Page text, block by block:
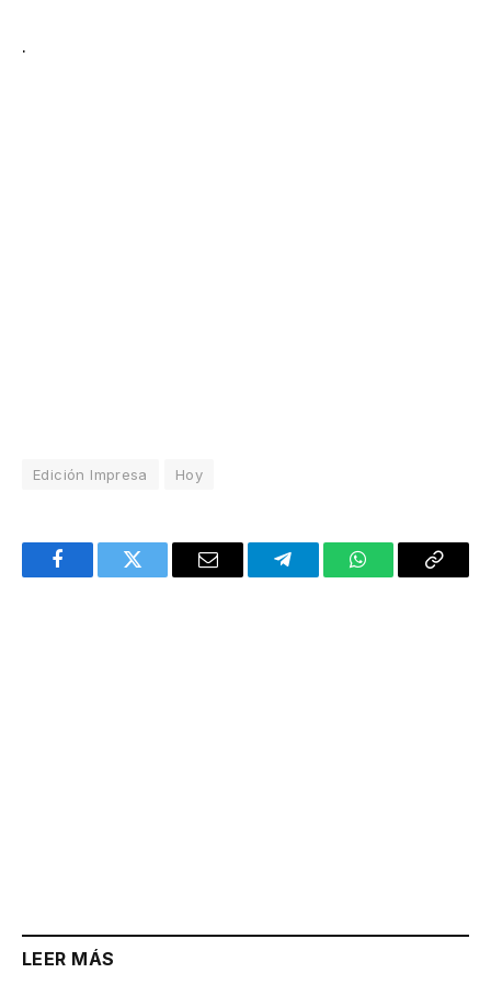
.
Edición Impresa Hoy
FacebookTwitter Email TelegramWhatsAppCopy
LEER MÁS